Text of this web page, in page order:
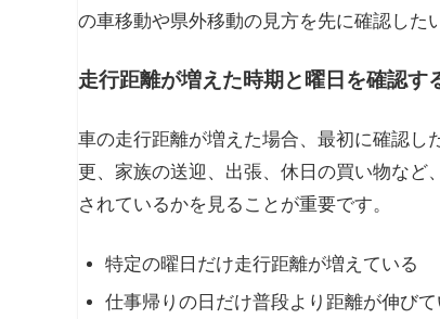
の車移動や県外移動の見方を先に確認した
走行距離が増えた時期と曜日を確認す
車の走行距離が増えた場合、最初に確認し
更、家族の送迎、出張、休日の買い物など
されているかを見ることが重要です。
特定の曜日だけ走行距離が増えている
仕事帰りの日だけ普段より距離が伸びて